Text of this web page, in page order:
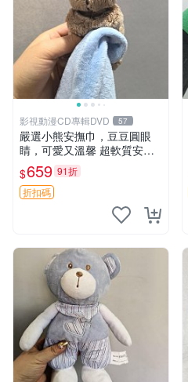
影視動漫CD專輯DVD 57
嚴選小熊安撫巾，豆豆圓眼
睛，可愛又溫馨 超軟質安撫
巾，豆豆設計，哄睡好幫手
約克豆豆眼安撫巾 數碼豆豆
眼
$659 91折
折扣碼